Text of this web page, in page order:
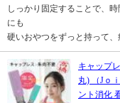
しっかり固定することで、
にも
硬いおやつをずっと持って、
キャップ
丸) （Jｏ
ント消化